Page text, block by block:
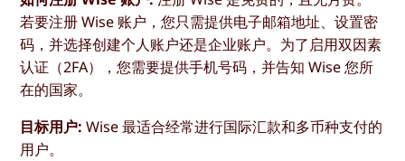
若要注册 Wise 账户，您只需提供电子邮箱地址、设置密
码，并选择创建个人账户还是企业账户。为了启用双因素
认证（2FA），您需要提供手机号码，并告知 Wise 您所
在的国家。
目标用户: Wise 最适合经常进行国际汇款和多币种支付的
用户。